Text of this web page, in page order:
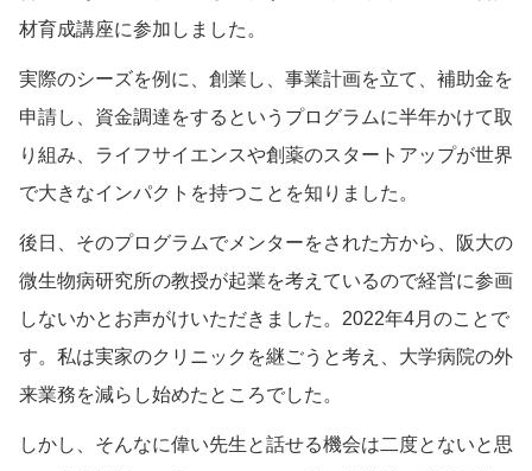
材育成講座に参加しました。
実際のシーズを例に、創業し、事業計画を立て、補助金を
申請し、資金調達をするというプログラムに半年かけて取
り組み、ライフサイエンスや創薬のスタートアップが世界
で大きなインパクトを持つことを知りました。
後日、そのプログラムでメンターをされた方から、阪大の
微生物病研究所の教授が起業を考えているので経営に参画
しないかとお声がけいただきました。2022年4月のことで
す。私は実家のクリニックを継ごうと考え、大学病院の外
来業務を減らし始めたところでした。
しかし、そんなに偉い先生と話せる機会は二度とないと思